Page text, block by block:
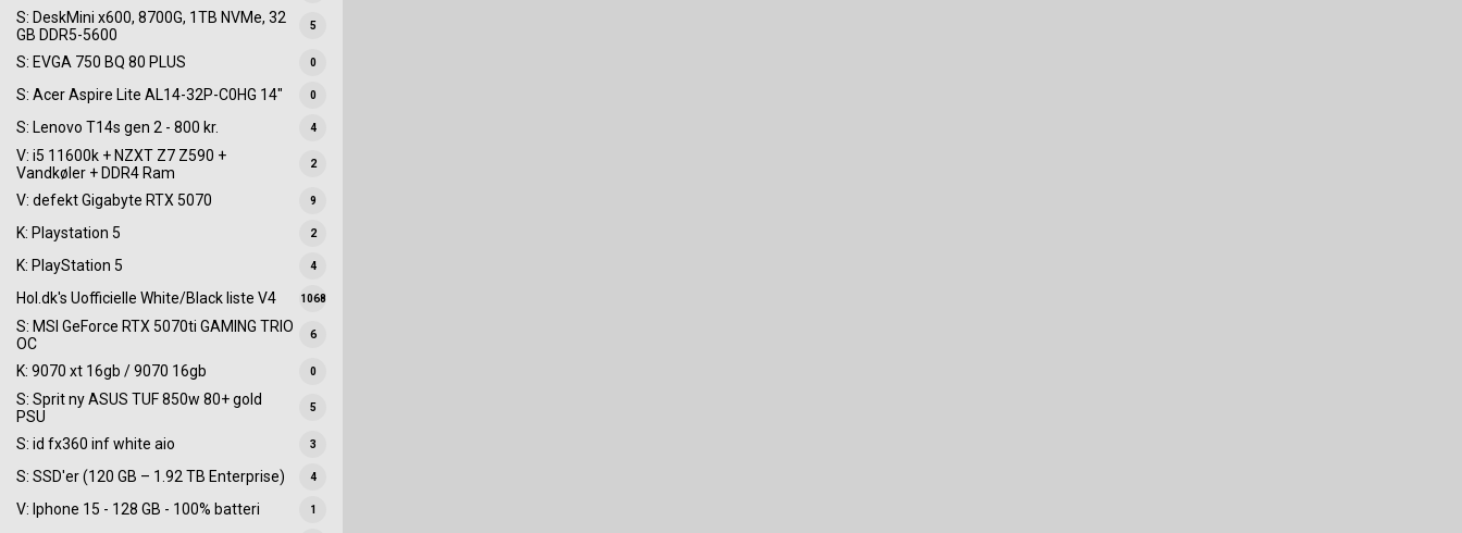
S: DeskMini x600, 8700G, 1TB NVMe, 32
GB DDR5-5600
5
S: EVGA 750 BQ 80 PLUS 0
S: Acer Aspire Lite AL14-32P-C0HG 14" 0
S: Lenovo T14s gen 2 - 800 kr. 4
V: i5 11600k + NZXT Z7 Z590 +
Vandkøler + DDR4 Ram
2
V: defekt Gigabyte RTX 5070 9
K: Playstation 5 2
K: PlayStation 5 4
Hol.dk's Uofficielle White/Black liste V4 1068
S: MSI GeForce RTX 5070ti GAMING TRIO
OC
6
K: 9070 xt 16gb / 9070 16gb 0
S: Sprit ny ASUS TUF 850w 80+ gold
PSU
5
S: id fx360 inf white aio 3
S: SSD'er (120 GB – 1.92 TB Enterprise) 4
V: Iphone 15 - 128 GB - 100% batteri 1